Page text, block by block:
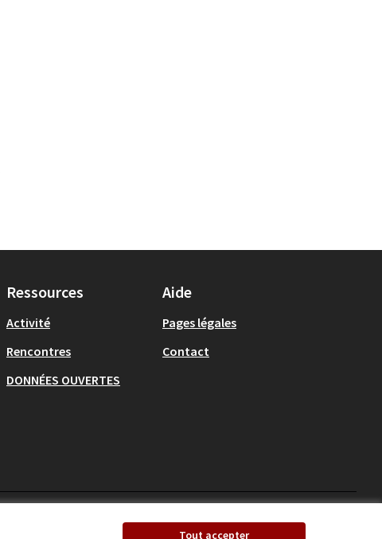
Tout accepter
Ressources
Activité
Rencontres
DONNÉES OUVERTES
Aide
Pages légales
Contact